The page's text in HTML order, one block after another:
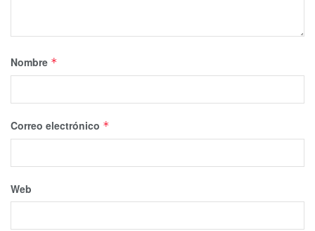
Nombre *
Correo electrónico *
Web